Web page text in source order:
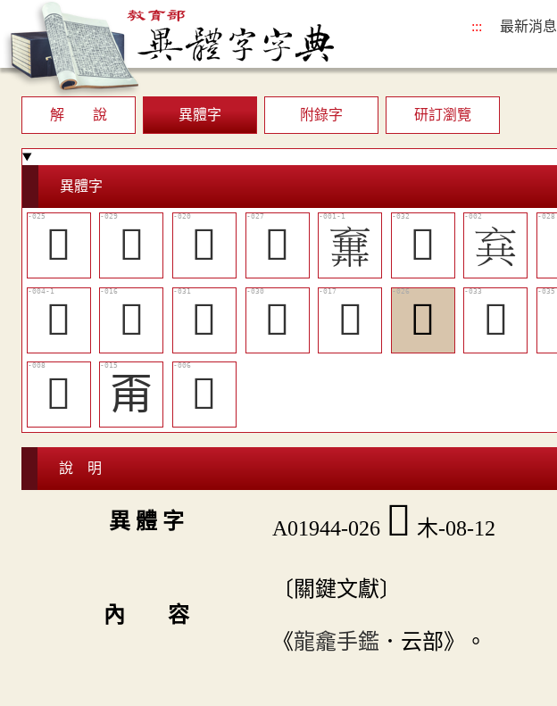
::: 最新消息
解 說 異體字 附錄字 研訂瀏覽
異體字
󲲼 󲳀 󲲸 󲲾 𠆉 󲳃 𠔚
𢍞
󲲴 󲳂 󲳁 󲲵 󲲽 󲳄
󲲰
甭 𨓋
說 明
異 體 字 A01944-026 󲲽 木-08-12
內 容
〔關鍵文獻〕
《龍龕手鑑 ．云部》。